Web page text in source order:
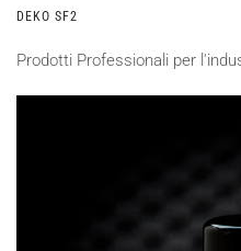
DEKO SF2
Prodotti Professionali per